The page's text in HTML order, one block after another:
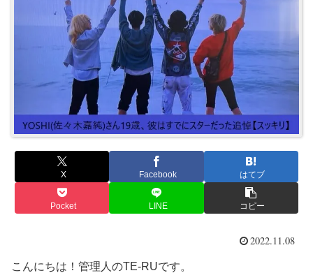
X Facebook はてブ
Pocket LINE コピー
2022.11.08
こんにちは！管理人のTE-RUです。